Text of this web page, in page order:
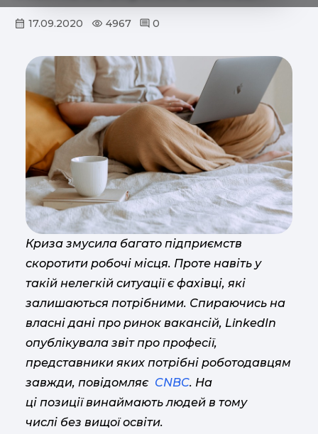
17.09.2020 4967 0
Криза змусила багато підприємств
скоротити робочі місця. Проте навіть у
такій нелегкій ситуації є фахівці, які
залишаються потрібними. Спираючись на
власні дані про ринок вакансій, LinkedIn
опублікувала звіт про професії,
представники яких потрібні роботодавцям
завжди, повідомляє CNBC. На
ці позиції винаймають людей в тому
числі без вищої освіти.